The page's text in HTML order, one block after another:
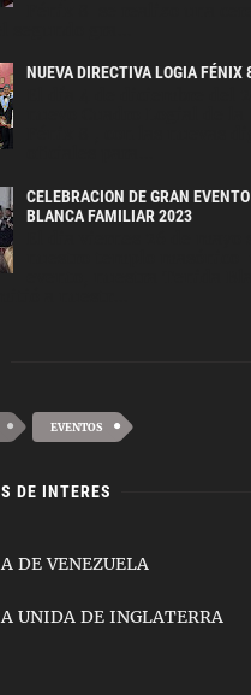
NUEVA DIRECTIVA LOGIA
CELEBRACION DE GRAN
BLANCA FAMILIAR 2023
EVENTOS
DE INTERES
DE VENEZUELA
UNIDA DE INGLATERRA